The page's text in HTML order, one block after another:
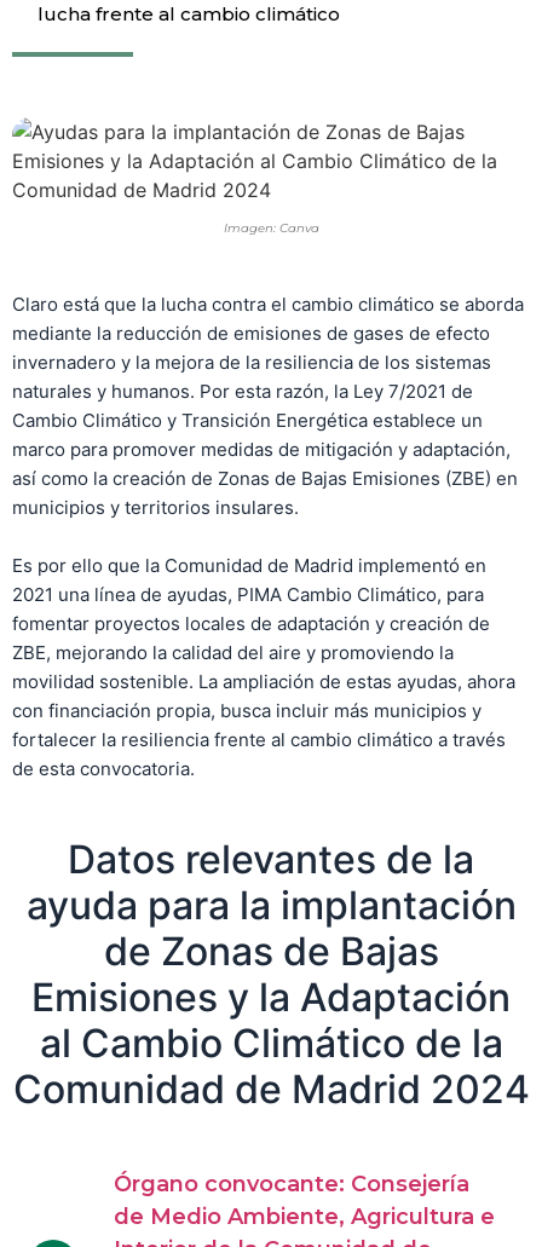
lucha frente al cambio climático
Imagen: Canva
Claro está que la lucha contra el cambio climático se aborda
mediante la reducción de emisiones de gases de efecto
invernadero y la mejora de la resiliencia de los sistemas
naturales y humanos. Por esta razón, la Ley 7/2021 de
Cambio Climático y Transición Energética establece un
marco para promover medidas de mitigación y adaptación,
así como la creación de Zonas de Bajas Emisiones (ZBE) en
municipios y territorios insulares.
Es por ello que la Comunidad de Madrid implementó en
2021 una línea de ayudas, PIMA Cambio Climático, para
fomentar proyectos locales de adaptación y creación de
ZBE, mejorando la calidad del aire y promoviendo la
movilidad sostenible. La ampliación de estas ayudas, ahora
con financiación propia, busca incluir más municipios y
fortalecer la resiliencia frente al cambio climático a través
de esta convocatoria.
Datos relevantes de la
ayuda para la implantación
de Zonas de Bajas
Emisiones y la Adaptación
al Cambio Climático de la
Comunidad de Madrid 2024
Órgano convocante: Consejería
de Medio Ambiente, Agricultura e